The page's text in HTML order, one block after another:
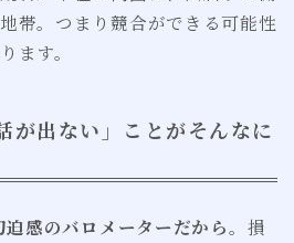
帯。つまり競合ができる可能性
ます。
が出ない」ことがそんなに
感のバロメーターだから。損